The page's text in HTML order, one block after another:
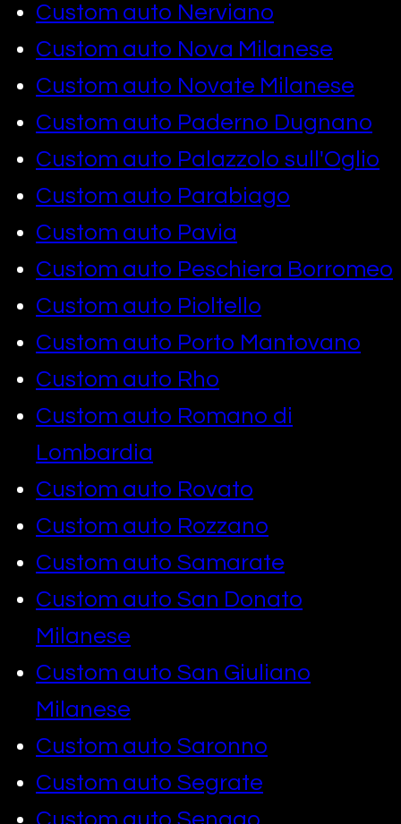
Custom auto Nerviano
Custom auto Nova Milanese
Custom auto Novate Milanese
Custom auto Paderno Dugnano
Custom auto Palazzolo sull'Oglio
Custom auto Parabiago
Custom auto Pavia
Custom auto Peschiera Borromeo
Custom auto Pioltello
Custom auto Porto Mantovano
Custom auto Rho
Custom auto Romano di
Lombardia
Custom auto Rovato
Custom auto Rozzano
Custom auto Samarate
Custom auto San Donato
Milanese
Custom auto San Giuliano
Milanese
Custom auto Saronno
Custom auto Segrate